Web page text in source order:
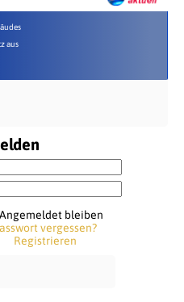
aus
Angemeldet bleiben
vergessen?
Registrieren